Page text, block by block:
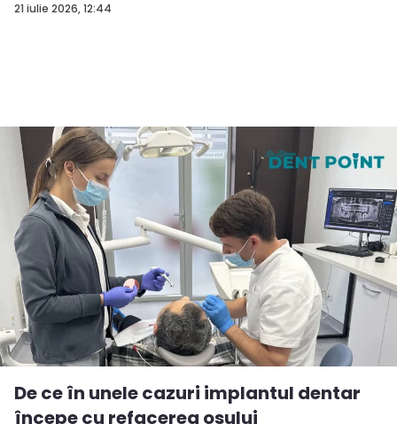
21 iulie 2026, 12:44
De ce în unele cazuri implantul dentar
începe cu refacerea osului